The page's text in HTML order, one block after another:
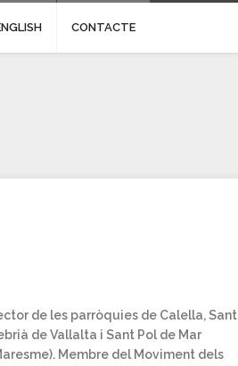
CONTACTE
de les parròquies de Calella, Sant
de Vallalta i Sant Pol de Mar
Membre del Moviment dels